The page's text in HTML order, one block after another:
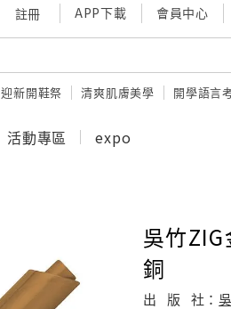
註冊 APP下載 會員中心
迎新開鞋祭 清爽肌膚美學 開學語言
活動專區 expo
吳竹
銅
出 版 社：